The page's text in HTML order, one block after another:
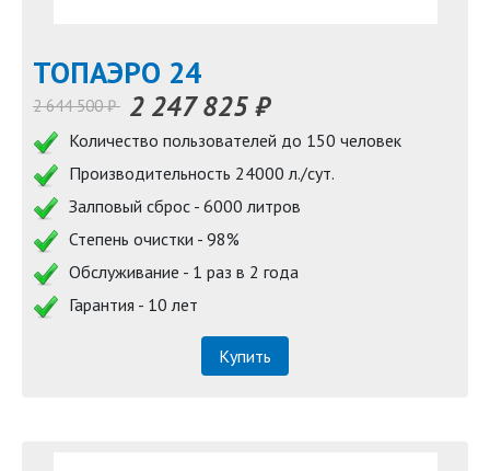
TOПАЭРО 24
2 644 500 ₽ 2 247 825 ₽
Количество пользователей до 150 человек
Производительность 24000 л./сут.
Залповый сброс - 6000 литров
Степень очистки - 98%
Обслуживание - 1 раз в 2 года
Гарантия - 10 лет
Купить